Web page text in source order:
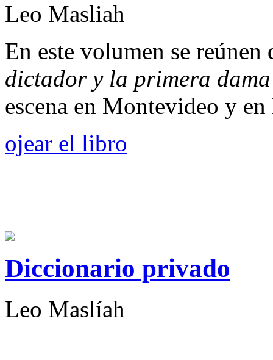
Leo Masliah
En este volumen se reúnen
dictador y la primera dama
escena en Montevideo y
ojear el libro
Diccionario privado
Leo Maslíah